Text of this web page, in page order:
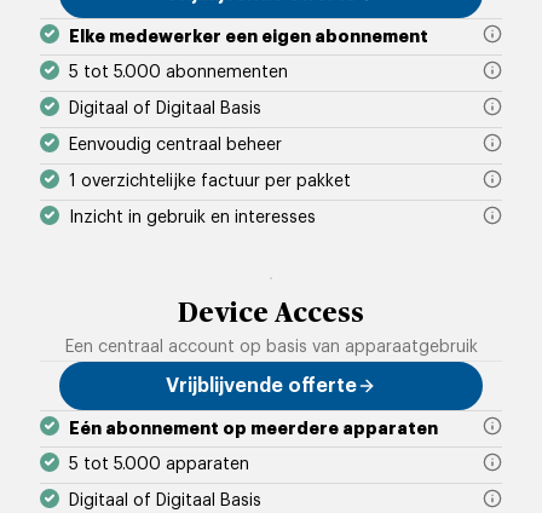
Elke medewerker een eigen abonnement
5 tot 5.000 abonnementen
Digitaal of Digitaal Basis
Eenvoudig centraal beheer
1 overzichtelijke factuur per pakket
Inzicht in gebruik en interesses
Device Access
Een centraal account op basis van apparaatgebruik
Vrijblijvende offerte
Eén abonnement op meerdere apparaten
5 tot 5.000 apparaten
Digitaal of Digitaal Basis
Digitaal
Elke medewerker heeft
Ook leest elke
Daarnaast krijgt elke
Digitaal Basis
Elke medewerker heeft
Eindgebruikers verwijderen
Inzien hoeveel
Inzien welk(e) pakket(ten)
Werkt u met Peppol? Dan werkt